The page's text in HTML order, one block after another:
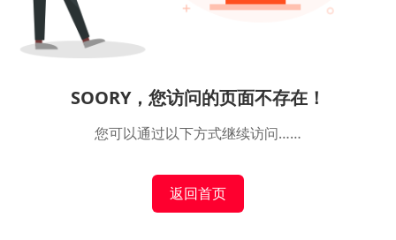
SOORY，您访问的页面不存在！
您可以通过以下方式继续访问……
返回首页